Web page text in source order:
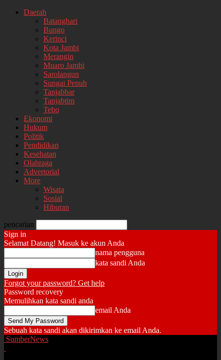
Daerah
Batanghari
Bungo
Kerinci
Kota Jambi
Merangin
Muaro Jambi
Sarolangun
Sungai Penuh
Tanjabbar
Tanjabtim
Tebo
Ekonomi
Hukum
Politik
Pendidikan
Kesehatan
Olahraga
Advertorial
More
Wisata
Sosial
Hiburan
pencarian
Sign in
Selamat Datang! Masuk ke akun Anda
nama pengguna
kata sandi Anda
Forgot your password? Get help
Password recovery
Memulihkan kata sandi anda
email Anda
Sebuah kata sandi akan dikirimkan ke email Anda.
SumberNews